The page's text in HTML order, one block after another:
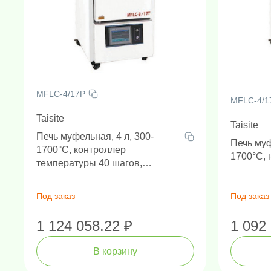
MFLC-4/17P
Taisite
Печь муфельная, 4 л, 300-
1700°C, контроллер
температуры 40 шагов,
Под заказ
1 124 058.22 ₽
В корзину
MFLC-4/
Taisite
Печь
1700°C,
Под заказ
1